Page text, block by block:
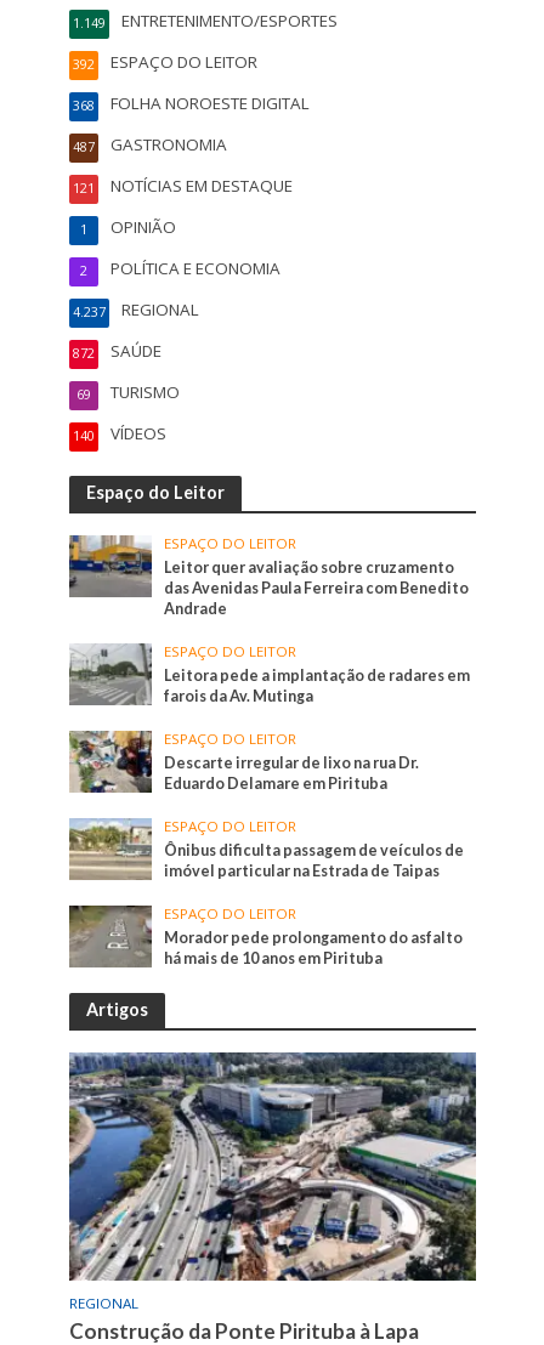
ENTRETENIMENTO/ESPORTES
1.149
ESPAÇO DO LEITOR
392
FOLHA NOROESTE DIGITAL
368
GASTRONOMIA
487
NOTÍCIAS EM DESTAQUE
121
OPINIÃO
1
POLÍTICA E ECONOMIA
2
REGIONAL
4.237
SAÚDE
872
TURISMO
69
VÍDEOS
140
Espaço do Leitor
ESPAÇO DO LEITOR
Leitor quer avaliação sobre cruzamento
das Avenidas Paula Ferreira com Benedito
Andrade
ESPAÇO DO LEITOR
Leitora pede a implantação de radares em
farois da Av. Mutinga
ESPAÇO DO LEITOR
Descarte irregular de lixo na rua Dr.
Eduardo Delamare em Pirituba
ESPAÇO DO LEITOR
Ônibus dificulta passagem de veículos de
imóvel particular na Estrada de Taipas
ESPAÇO DO LEITOR
Morador pede prolongamento do asfalto
há mais de 10 anos em Pirituba
Artigos
REGIONAL
Construção da Ponte Pirituba à Lapa